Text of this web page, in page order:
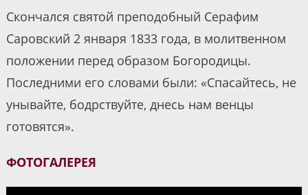
Скончался святой преподобный Серафим
Саровский 2 января 1833 года, в молитвенном
положении перед образом Богородицы.
Последними его словами были: «Спасайтесь, не
унывайте, бодрствуйте, днесь нам венцы
готовятся».
ФОТОГАЛЕРЕЯ